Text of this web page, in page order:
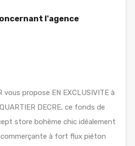
l'agence
vous propose EN EXCLUSIVITE à
DECRE, ce fonds de
store bohème chic idéalement
à fort flux piéton